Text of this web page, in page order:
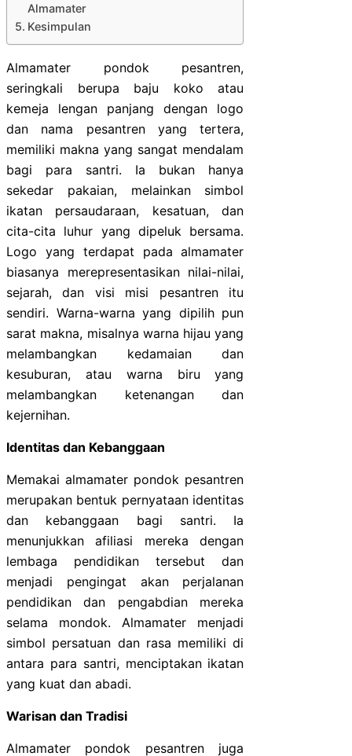
Almamater
Kesimpulan
Almamater pondok pesantren,
seringkali berupa baju koko atau
kemeja lengan panjang dengan logo
dan nama pesantren yang tertera,
memiliki makna yang sangat mendalam
bagi para santri. Ia bukan hanya
sekedar pakaian, melainkan simbol
ikatan persaudaraan, kesatuan, dan
cita-cita luhur yang dipeluk bersama.
Logo yang terdapat pada almamater
biasanya merepresentasikan nilai-nilai,
sejarah, dan visi misi pesantren itu
sendiri. Warna-warna yang dipilih pun
sarat makna, misalnya warna hijau yang
melambangkan kedamaian dan
kesuburan, atau warna biru yang
melambangkan ketenangan dan
kejernihan.
Identitas dan Kebanggaan
Memakai almamater pondok pesantren
merupakan bentuk pernyataan identitas
dan kebanggaan bagi santri. Ia
menunjukkan afiliasi mereka dengan
lembaga pendidikan tersebut dan
menjadi pengingat akan perjalanan
pendidikan dan pengabdian mereka
selama mondok. Almamater menjadi
simbol persatuan dan rasa memiliki di
antara para santri, menciptakan ikatan
yang kuat dan abadi.
Warisan dan Tradisi
Almamater pondok pesantren juga